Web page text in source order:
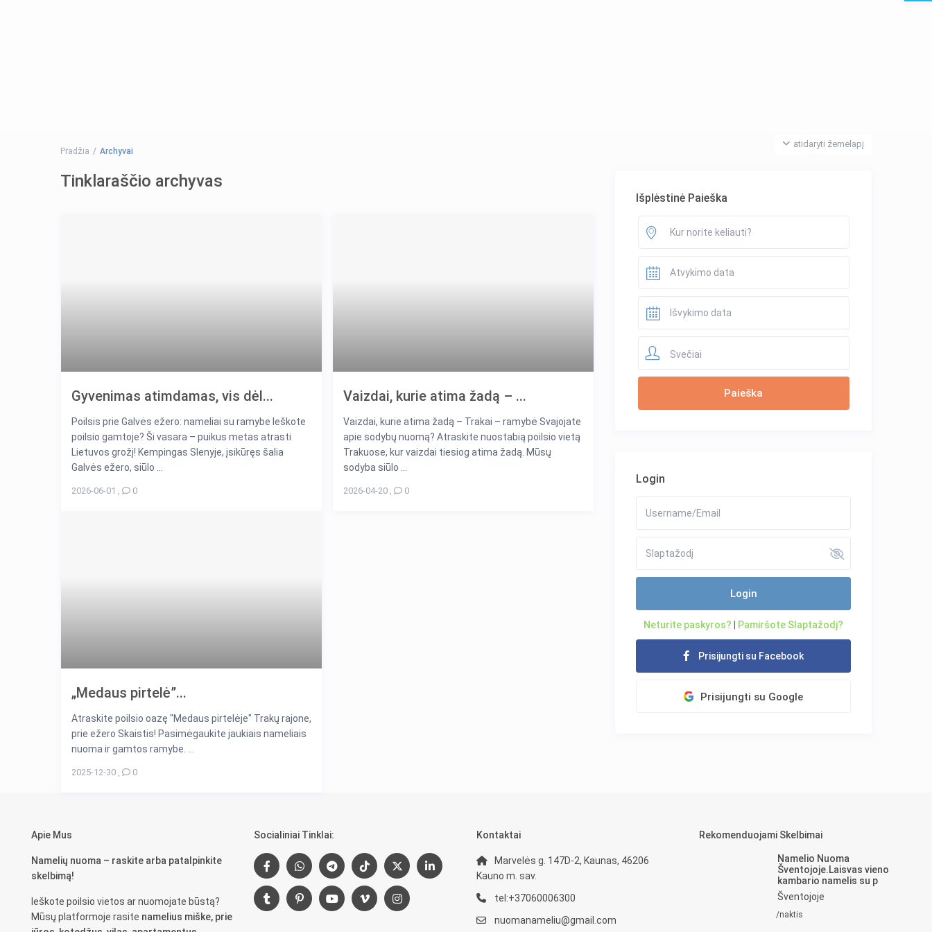
atidaryti žemėlapį
Pradžia Archyvai
Tinklaraščio archyvas
Gyvenimas atimdamas, vis dėl...
Poilsis prie Galvės ežero: nameliai su ramybe Ieškote
poilsio gamtoje? Ši vasara – puikus metas atrasti
Lietuvos grožį! Kempingas Slenyje, įsikūręs šalia
Galvės ežero, siūlo ...
2026-06-01 0
Vaizdai, kurie atima žadą – ...
Vaizdai, kurie atima žadą – Trakai – ramybė Svajojate
apie sodybų nuomą? Atraskite nuostabią poilsio vietą
Trakuose, kur vaizdai tiesiog atima žadą. Mūsų
sodyba siūlo ...
2026-04-20 0
„Medaus pirtelė”...
Atraskite poilsio oazę "Medaus pirtelėje" Trakų rajone,
prie ežero Skaistis! Pasimėgaukite jaukiais nameliais
nuoma ir gamtos ramybe. ...
2025-12-30 , 0
Išplėstinė Paieška
Svečiai
Login
Login
Neturite paskyros? Pamiršote Slaptažodį?
Prisijungti su Facebook
Prisijungti su Google
Apie Mus
Namelių nuoma – raskite arba patalpinkite
skelbimą!
Ieškote poilsio vietos ar nuomojate būstą?
Mūsų platformoje rasite namelius miške, prie
Socialiniai Tinklai: Kontaktai
Marvelės g. 147D-2, Kaunas, 46206
Kauno m. sav.
tel:+37060006300
nuomanameliu@gmail.com
Rekomenduojami Skelbimai
Namelio Nuoma
Šventojoje.Laisvas vieno
kambario namelis su p
Šventojoje
/naktis